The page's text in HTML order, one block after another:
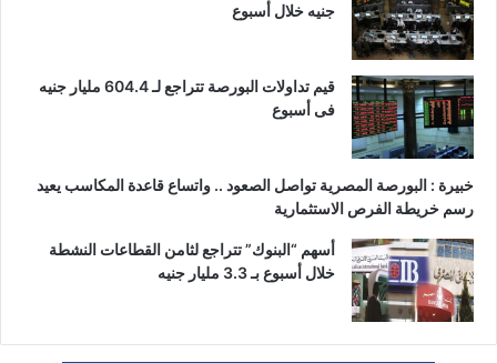
جنيه خلال أسبوع
قيم تداولات البورصة تتراجع لـ 604.4 مليار جنيه
فى أسبوع
خبيرة : البورصة المصرية تواصل الصعود .. واتساع قاعدة المكاسب يعيد
رسم خريطة الفرص الاستثمارية
أسهم “البنوك” تتراجع لثامن القطاعات النشطة
خلال أسبوع بـ 3.3 مليار جنيه